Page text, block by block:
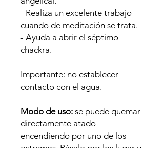
- Realiza un excelente trabajo
cuando de meditación se trata.
- Ayuda a abrir el séptimo
chackra.
Importante: no establecer
contacto con el agua.
Modo de uso: se puede quemar
directamente atado
encendiendo por uno de los